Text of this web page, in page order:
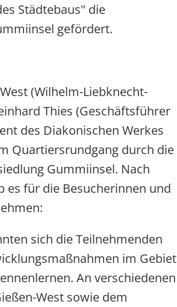
Städtebaus" die
gefördert.
(Wilhelm-Liebknecht-
Thies (Geschäftsführer
des Diakonischen Werkes
Quartiersrundgang durch die
Gummiinsel. Nach
es für die Besucherinnen und
sich die Teilnehmenden
im Gebiet
An verschiedenen
West sowie dem